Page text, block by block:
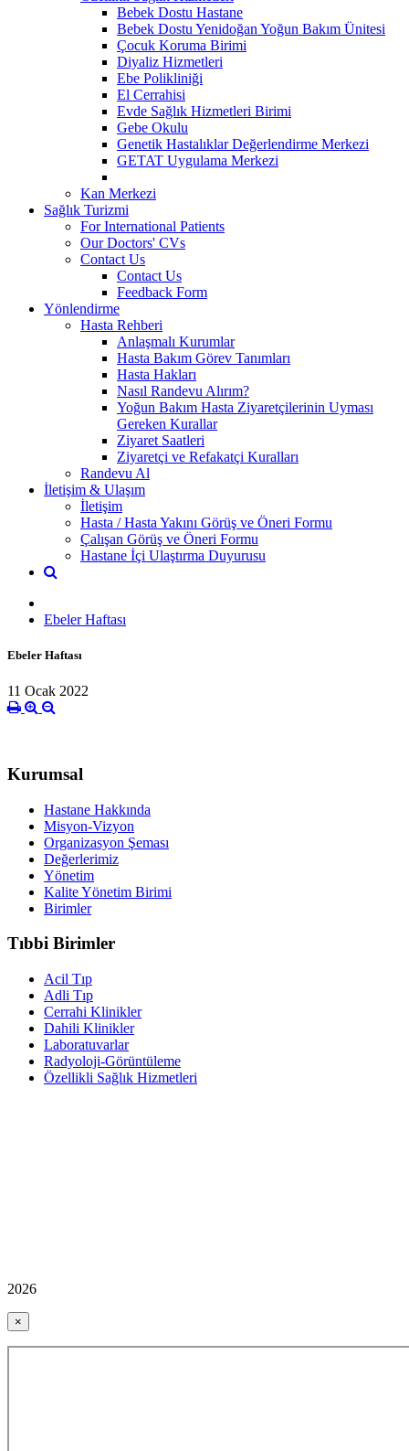
Bebek Dostu Hastane
Bebek Dostu Yenidoğan Yoğun Bakım Ünitesi
Çocuk Koruma Birimi
Diyaliz Hizmetleri
Ebe Polikliniği
El Cerrahisi
Evde Sağlık Hizmetleri Birimi
Gebe Okulu
Genetik Hastalıklar Değerlendirme Merkezi
GETAT Uygulama Merkezi
Kan Merkezi
Sağlık Turizmi
For International Patients
Our Doctors' CVs
Contact Us
Contact Us
Feedback Form
Yönlendirme
Hasta Rehberi
Anlaşmalı Kurumlar
Hasta Bakım Görev Tanımları
Hasta Hakları
Nasıl Randevu Alırım?
Yoğun Bakım Hasta Ziyaretçilerinin Uyması
Gereken Kurallar
Ziyaret Saatleri
Ziyaretçi ve Refakatçi Kuralları
Randevu Al
İletişim & Ulaşım
İletişim
Hasta / Hasta Yakını Görüş ve Öneri Formu
Çalışan Görüş ve Öneri Formu
Hastane İçi Ulaştırma Duyurusu
Ebeler Haftası
Ebeler Haftası
11 Ocak 2022
Kurumsal
Hastane Hakkında
Misyon-Vizyon
Organizasyon Şeması
Değerlerimiz
Yönetim
Kalite Yönetim Birimi
Birimler
Tıbbi Birimler
Acil Tıp
Adli Tıp
Cerrahi Klinikler
Dahili Klinikler
Laboratuvarlar
Radyoloji-Görüntüleme
Özellikli Sağlık Hizmetleri
2026
×